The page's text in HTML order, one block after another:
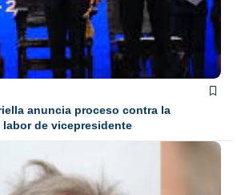
anuncia proceso contra la
de vicepresidente